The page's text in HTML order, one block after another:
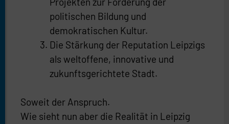
politischen Bildung und
demokratischen Kultur.
Die Stärkung der Reputation Leipzigs
als weltoffene, innovative und
zukunftsgerichtete Stadt.
Soweit der Anspruch.
Wie sieht nun aber die Realität in Leipzig